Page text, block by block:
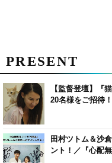
PRESENT
【監督登壇】『
20名様をご招待！
田村ツトム＆沙
ント！／『心配